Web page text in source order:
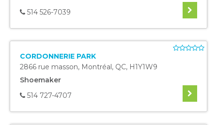
514 526-7039
CORDONNERIE PARK
2866 rue masson, Montréal, QC, H1Y1W9
Shoemaker
514 727-4707